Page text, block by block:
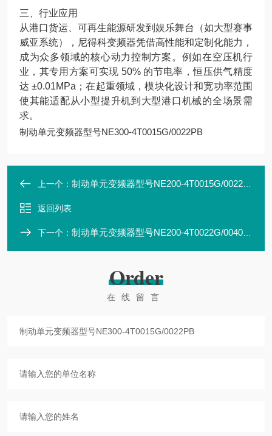
三、行业应用
从港口货运、可再生能源研发到娱乐舞台（如大型赛事
威亚系统），尼得科变频器凭借高性能和定制化能力，
成为众多领域的核心动力控制方案。例如在空压机行
业，其专用方案可实现 50% 的节电率，恒压供气精度
达 ±0.01MPa；在起重领域，模块化设计和宽功率范围
使其能适配从小型提升机到大型港口机械的全场景需
求。
制动单元变频器型号NE300-4T0015G/0022PB
上一个： 制动单元变频器型号NE200-4T0015G/0022PB
返回列表
下一个： 制动单元变频器型号NE200-4T0022G/0040PB
Order
在线留言